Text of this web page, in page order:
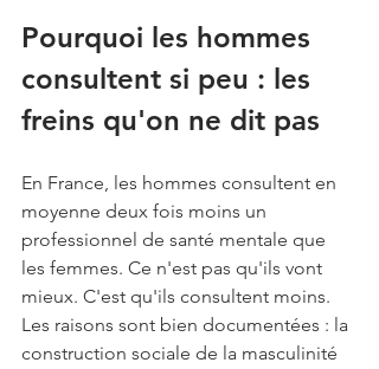
Pourquoi les hommes
consultent si peu : les
freins qu'on ne dit pas
En France, les hommes consultent en
moyenne deux fois moins un
professionnel de santé mentale que
les femmes. Ce n'est pas qu'ils vont
mieux. C'est qu'ils consultent moins.
Les raisons sont bien documentées : la
construction sociale de la masculinité